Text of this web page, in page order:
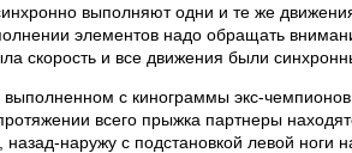
выполняют одни и те же
элементов надо обращать
скорость и все движения были
с кинограммы экс-
всего прыжка партнеры
назад-наружу с подстановкой левой